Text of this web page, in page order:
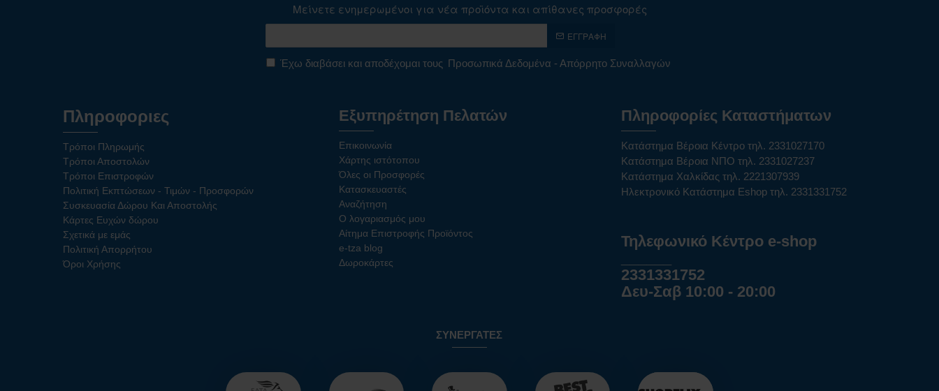
Μείνετε ενημερωμένοι για νέα προϊόντα και απίθανες προσφορές
ΕΓΓΡΑΦΉ
Έχω διαβάσει και αποδέχομαι τους Προσωπικά Δεδομένα - Απόρρητο Συναλλαγών
Πληροφοριες
Τρόποι Πληρωμής
Τρόποι Αποστολών
Τρόποι Επιστροφών
Πολιτική Εκπτώσεων - Τιμών - Προσφορών
Συσκευασία Δώρου Και Αποστολής
Κάρτες Ευχών δώρου
Σχετικά με εμάς
Πολιτική Απορρήτου
Όροι Χρήσης
Εξυπηρέτηση Πελατών
Επικοινωνία
Χάρτης ιστότοπου
Όλες οι Προσφορές
Κατασκευαστές
Αναζήτηση
Ο λογαριασμός μου
Αίτημα Επιστροφής Προϊόντος
e-tza blog
Δωροκάρτες
Πληροφορίες Καταστήματων
Κατάστημα Βέροια Κέντρο τηλ. 2331027170
Κατάστημα Βέροια ΝΠΟ τηλ. 2331027237
Κατάστημα Χαλκίδας τηλ. 2221307939
Ηλεκτρονικό Κατάστημα Eshop τηλ. 2331331752
Τηλεφωνικό Κέντρο e-shop
2331331752
Δευ-Σαβ 10:00 - 20:00
ΣΥΝΕΡΓΆΤΕΣ